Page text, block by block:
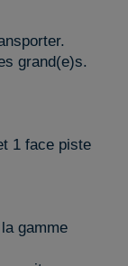
grand(e)s.
1 face piste
gamme